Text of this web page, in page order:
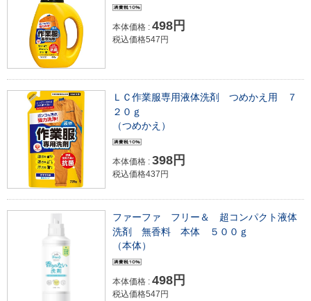
本体価格 : 498円
税込価格547円
ＬＣ作業服専用液体洗剤 つめかえ用 ７
２０ｇ
（つめかえ）
本体価格 : 398円
税込価格437円
ファーファ フリー＆ 超コンパクト液体
洗剤 無香料 本体 ５００ｇ
（本体）
本体価格 : 498円
税込価格547円